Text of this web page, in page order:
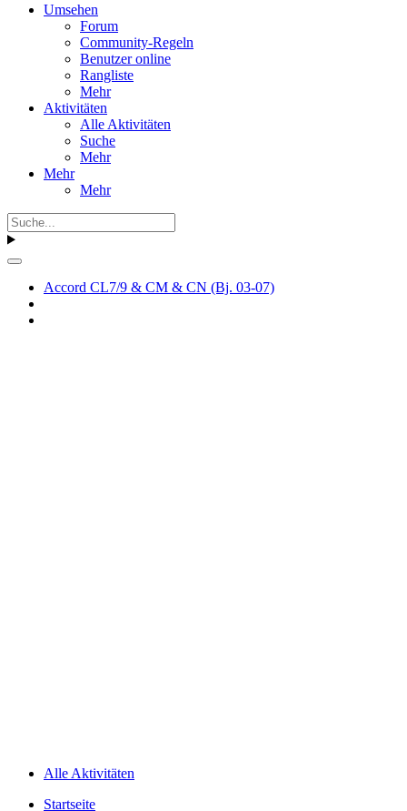
Umsehen
Forum
Community-Regeln
Benutzer online
Rangliste
Mehr
Aktivitäten
Alle Aktivitäten
Suche
Mehr
Mehr
Mehr
Accord CL7/9 & CM & CN (Bj. 03-07)
Alle Aktivitäten
Startseite